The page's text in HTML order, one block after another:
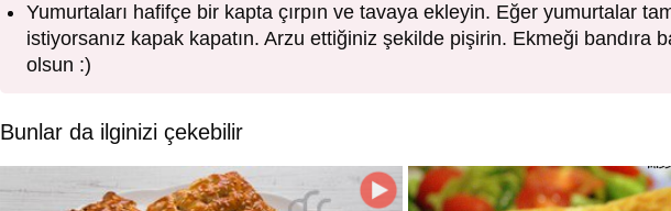
Yumurtaları hafifçe bir kapta çırpın ve tavaya ekleyin. Eğer yumurtalar
istiyorsanız kapak kapatın. Arzu ettiğiniz şekilde pişirin. Ekmeği bandıra
olsun :)
Bunlar da ilginizi çekebilir